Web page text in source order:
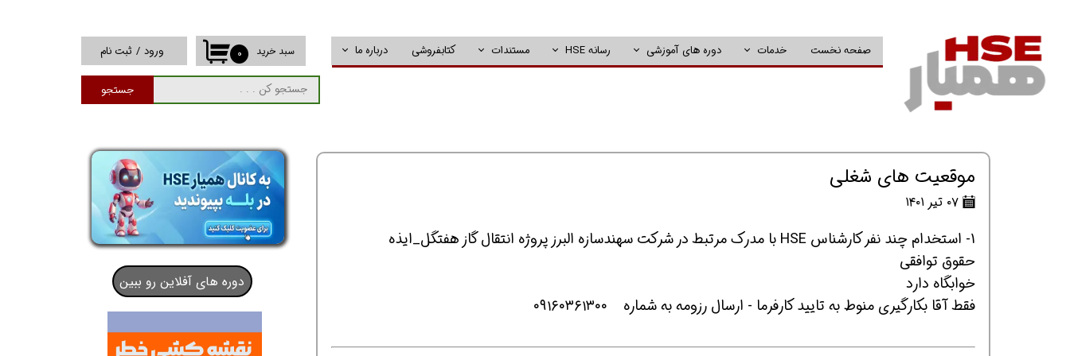
صفحه نخست خدمات دوره های آموزشی رسانه HSE
پادکست Safety Cast
مستندات کتابفروشی درباره ما
جستجو
۰ سبد خرید ورود / ثبت نام
حساب کاربری من
تغییر گذر واژه
خروج از حساب
کاربری
موقعیت های شغلی
۰۷ تیر ۱۴۰۱
1- استخدام چند نفر کارشناس HSE با مدرک مرتبط در شرکت سهندسازه البرز پروژه انتقال گاز هفتگل_ایذه
حقوق توافقی
خوابگاه دارد
فقط آقا بکارگیری منوط به تایید کارفرما - ارسال رزومه به شماره ۰۹۱۶۰۳۶۱۳۰۰
دوره های آفلاین رو ببین